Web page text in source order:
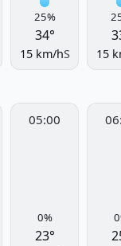
25%
34°
15 km/hS 15
05:00
0%
23°